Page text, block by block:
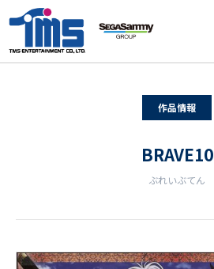
作品情報
BRAVE10
ぶれいぶてん